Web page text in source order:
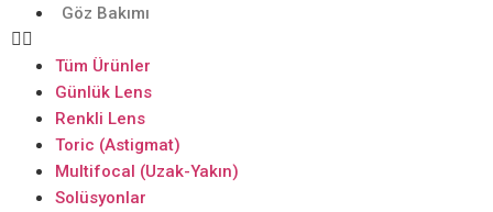
Göz Bakımı
Tüm Ürünler
Günlük Lens
Renkli Lens
Toric (Astigmat)
Multifocal (Uzak-Yakın)
Solüsyonlar